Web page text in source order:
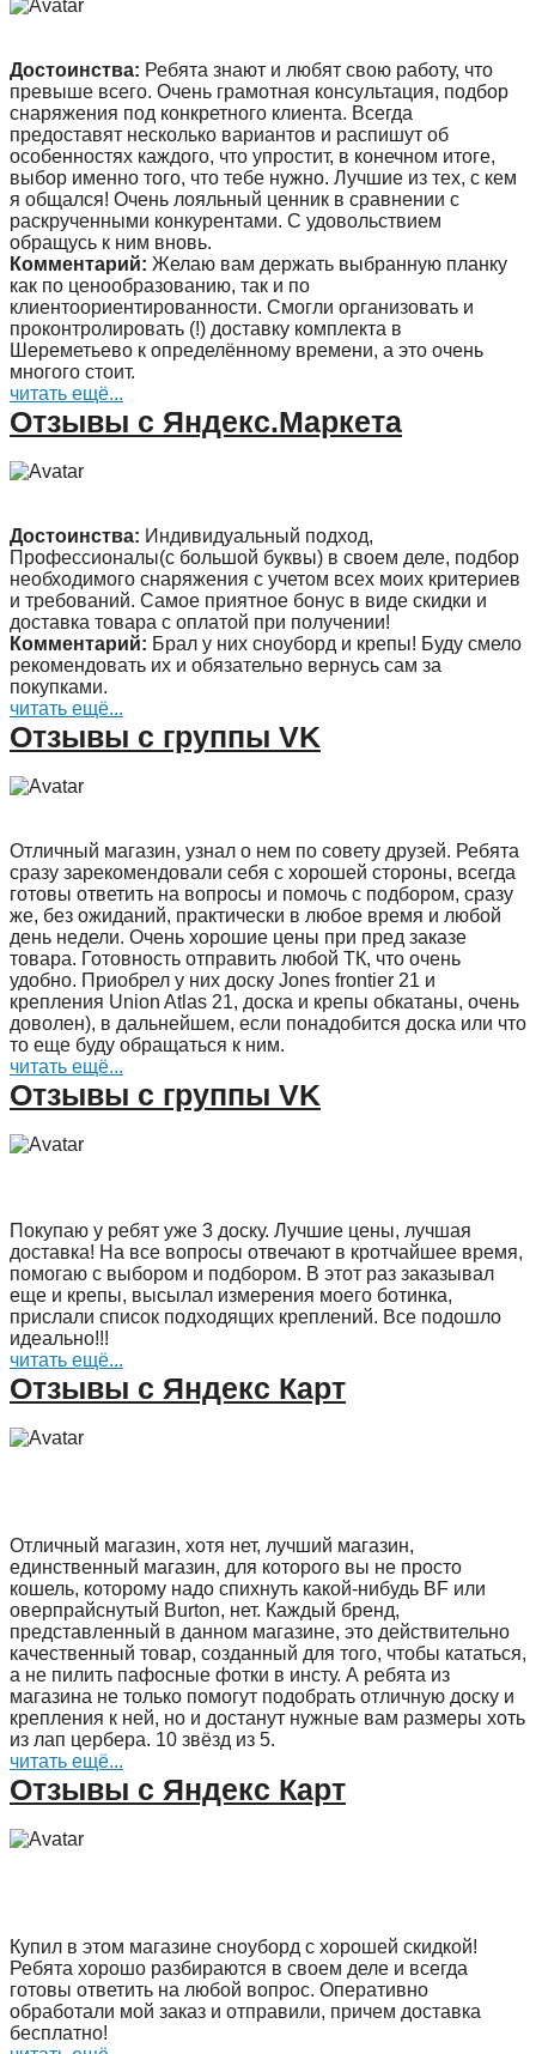
Достоинства: Ребята знают и любят свою работу, что
превыше всего. Очень грамотная консультация, подбор
снаряжения под конкретного клиента. Всегда
предоставят несколько вариантов и распишут об
особенностях каждого, что упростит, в конечном итоге,
выбор именно того, что тебе нужно. Лучшие из тех, с кем
я общался! Очень лояльный ценник в сравнении с
раскрученными конкурентами. С удовольствием
обращусь к ним вновь.
Комментарий: Желаю вам держать выбранную планку
как по ценообразованию, так и по
клиентоориентированности. Смогли организовать и
проконтролировать (!) доставку комплекта в
Шереметьево к определённому времени, а это очень
многого стоит.
читать ещё...
Отзывы с Яндекс.Маркета
Достоинства: Индивидуальный подход,
Профессионалы(с большой буквы) в своем деле, подбор
необходимого снаряжения с учетом всех моих критериев
и требований. Самое приятное бонус в виде скидки и
доставка товара с оплатой при получении!
Комментарий: Брал у них сноуборд и крепы! Буду смело
рекомендовать их и обязательно вернусь сам за
покупками.
читать ещё...
Отзывы с группы VK
Отличный магазин, узнал о нем по совету друзей. Ребята
сразу зарекомендовали себя с хорошей стороны, всегда
готовы ответить на вопросы и помочь с подбором, сразу
же, без ожиданий, практически в любое время и любой
день недели. Очень хорошие цены при пред заказе
товара. Готовность отправить любой ТК, что очень
удобно. Приобрел у них доску Jones frontier 21 и
крепления Union Atlas 21, доска и крепы обкатаны, очень
доволен), в дальнейшем, если понадобится доска или что
то еще буду обращаться к ним.
читать ещё...
Отзывы с группы VK
Покупаю у ребят уже 3 доску. Лучшие цены, лучшая
доставка! На все вопросы отвечают в кротчайшее время,
помогаю с выбором и подбором. В этот раз заказывал
еще и крепы, высылал измерения моего ботинка,
прислали список подходящих креплений. Все подошло
идеально!!!
читать ещё...
Отзывы с Яндекс Карт
Отличный магазин, хотя нет, лучший магазин,
единственный магазин, для которого вы не просто
кошель, которому надо спихнуть какой-нибудь BF или
оверпрайснутый Burton, нет. Каждый бренд,
представленный в данном магазине, это действительно
качественный товар, созданный для того, чтобы кататься,
а не пилить пафосные фотки в инсту. А ребята из
магазина не только помогут подобрать отличную доску и
крепления к ней, но и достанут нужные вам размеры хоть
из лап цербера. 10 звёзд из 5.
читать ещё...
Отзывы с Яндекс Карт
Купил в этом магазине сноуборд с хорошей скидкой!
Ребята хорошо разбираются в своем деле и всегда
готовы ответить на любой вопрос. Оперативно
обработали мой заказ и отправили, причем доставка
бесплатно!